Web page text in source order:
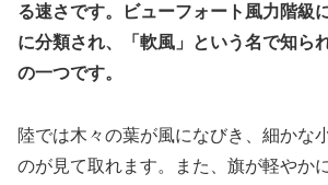
る速さです。ビューフォート風力階級
に分類され、「軟風」という名で知ら
の一つです。
陸では木々の葉が風になびき、細かな
のが見て取れます。また、旗が軽やか